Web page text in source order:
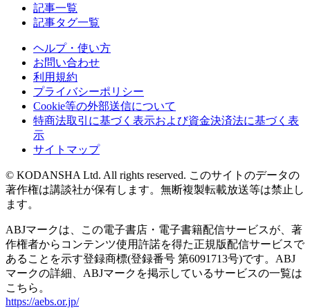
記事一覧
記事タグ一覧
ヘルプ・使い方
お問い合わせ
利用規約
プライバシーポリシー
Cookie等の外部送信について
特商法取引に基づく表示および資金決済法に基づく表
示
サイトマップ
© KODANSHA Ltd. All rights reserved. このサイトのデータの
著作権は講談社が保有します。無断複製転載放送等は禁止し
ます。
ABJマークは、この電子書店・電子書籍配信サービスが、著
作権者からコンテンツ使用許諾を得た正規版配信サービスで
あることを示す登録商標(登録番号 第6091713号)です。ABJ
マークの詳細、ABJマークを掲示しているサービスの一覧は
こちら。
https://aebs.or.jp/